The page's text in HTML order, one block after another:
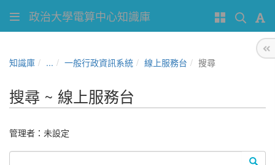
政治大學電算中心知識庫
知識庫 ... 一般行政資訊系統 線上服務台 搜尋
搜尋 ~ 線上服務台
管理者：未設定